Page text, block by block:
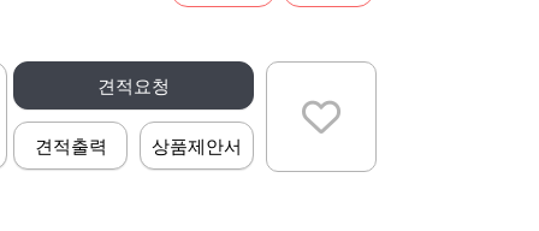
견적요청
견적출력 상품제안서